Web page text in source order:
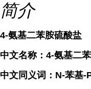
简介
4-氨基二苯胺硫酸盐
中文名称：4-氨基二
中文同义词：N-苯基-